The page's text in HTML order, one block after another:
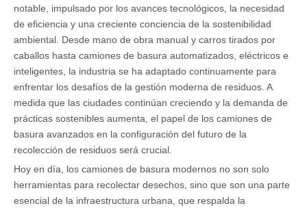
notable, impulsado por los avances tecnológicos, la necesidad
de eficiencia y una creciente conciencia de la sostenibilidad
ambiental. Desde mano de obra manual y carros tirados por
caballos hasta camiones de basura automatizados, eléctricos e
inteligentes, la industria se ha adaptado continuamente para
enfrentar los desafíos de la gestión moderna de residuos. A
medida que las ciudades continúan creciendo y la demanda de
prácticas sostenibles aumenta, el papel de los camiones de
basura avanzados en la configuración del futuro de la
recolección de residuos será crucial.
Hoy en día, los camiones de basura modernos no son solo
herramientas para recolectar desechos, sino que son una parte
esencial de la infraestructura urbana, que respalda la